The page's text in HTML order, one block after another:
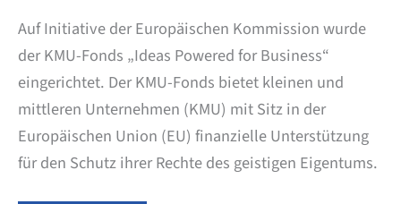
Auf Initiative der Europäischen Kommission wurde
der KMU-Fonds „Ideas Powered for Business“
eingerichtet. Der KMU-Fonds bietet kleinen und
mittleren Unternehmen (KMU) mit Sitz in der
Europäischen Union (EU) finanzielle Unterstützung
für den Schutz ihrer Rechte des geistigen Eigentums.